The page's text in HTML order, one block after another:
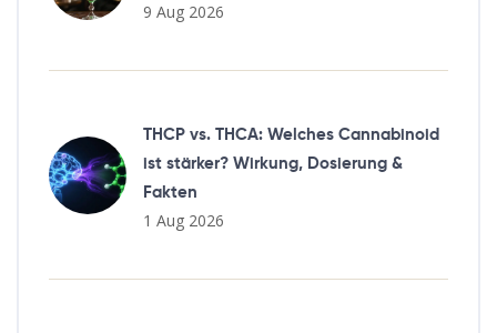
9 Aug 2026
THCP vs. THCA: Welches Cannabinoid
ist stärker? Wirkung, Dosierung &
Fakten
1 Aug 2026